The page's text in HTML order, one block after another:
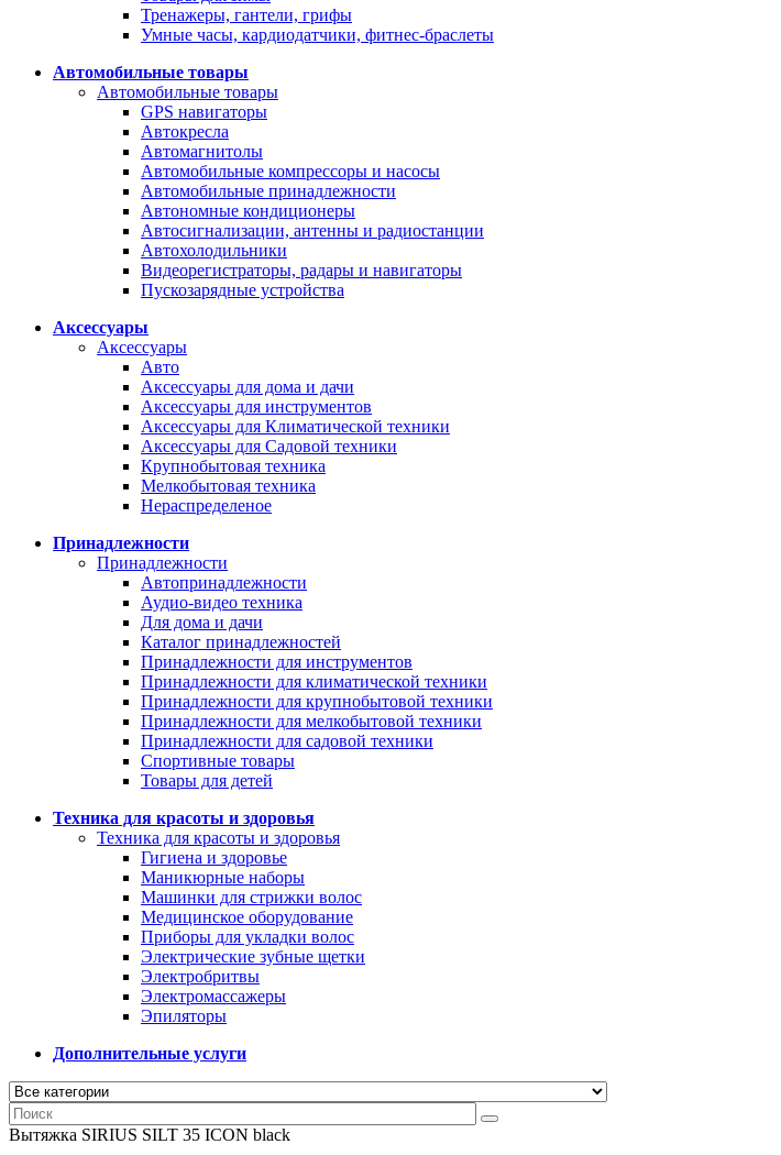
Тренажеры, гантели, грифы
Умные часы, кардиодатчики, фитнес-браслеты
Автомобильные товары
Автомобильные товары
GPS навигаторы
Автокресла
Автомагнитолы
Автомобильные компрессоры и насосы
Автомобильные принадлежности
Автономные кондиционеры
Автосигнализации, антенны и радиостанции
Автохолодильники
Видеорегистраторы, радары и навигаторы
Пускозарядные устройства
Аксессуары
Аксессуары
Авто
Аксессуары для дома и дачи
Аксессуары для инструментов
Аксессуары для Климатической техники
Аксессуары для Садовой техники
Крупнобытовая техника
Мелкобытовая техника
Нераспределеное
Принадлежности
Принадлежности
Автопринадлежности
Аудио-видео техника
Для дома и дачи
Каталог принадлежностей
Принадлежности для инструментов
Принадлежности для климатической техники
Принадлежности для крупнобытовой техники
Принадлежности для мелкобытовой техники
Принадлежности для садовой техники
Спортивные товары
Товары для детей
Техника для красоты и здоровья
Техника для красоты и здоровья
Гигиена и здоровье
Маникюрные наборы
Машинки для стрижки волос
Медицинское оборудование
Приборы для укладки волос
Электрические зубные щетки
Электробритвы
Электромассажеры
Эпиляторы
Дополнительные услуги
Вытяжка SIRIUS SILT 35 ICON black